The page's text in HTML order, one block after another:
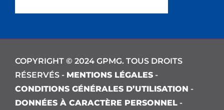
COPYRIGHT © 2024 GPMG. TOUS DROITS
RÉSERVÉS - MENTIONS LÉGALES -
CONDITIONS GÉNÉRALES D’UTILISATION -
DONNÉES À CARACTÈRE PERSONNEL -